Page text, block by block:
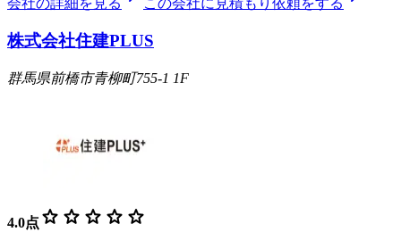
株式会社住建PLUS
群馬県前橋市青柳町755-1 1F
4.0点 star star star star star